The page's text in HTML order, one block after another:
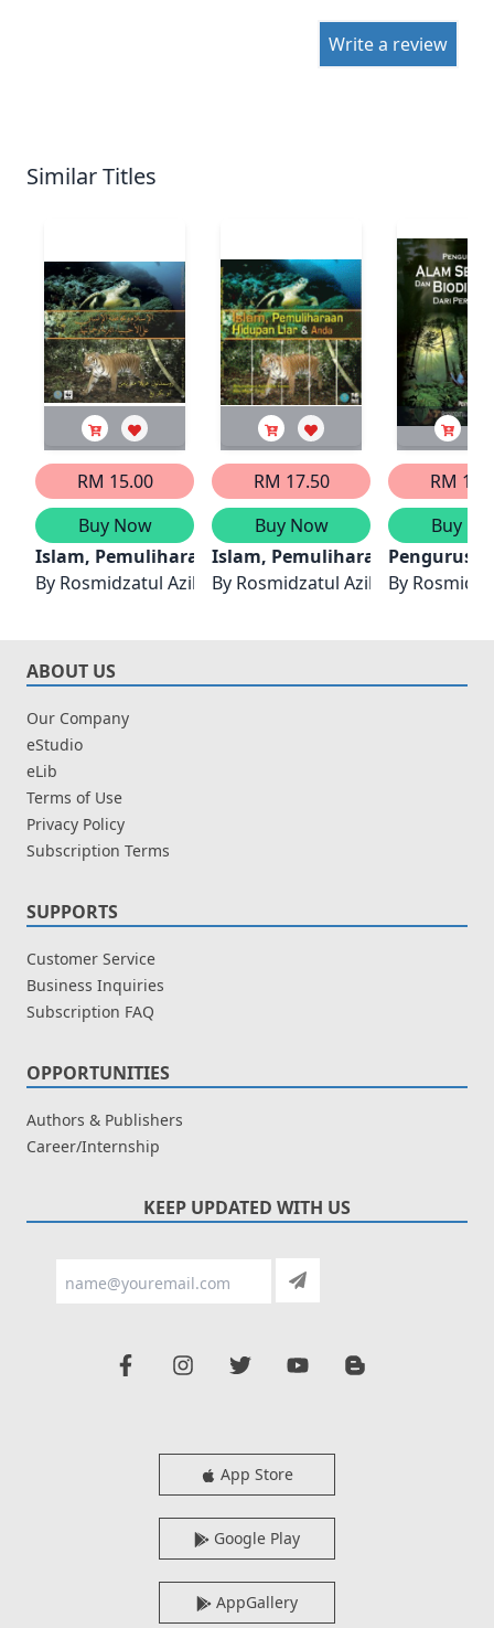
Write a review
Similar Titles
RM 15.00
Buy Now
Islam, Pemuliharaan Hidupan Liar & Anda
By Rosmidzatul Azila Mat Yamin, Abu Bakar Yang
RM 17.50
Buy Now
Islam, Pemuliharaan Hidupan
By Rosmidzatul Azila Mat Yamin
RM
Buy
By
ABOUT US
Our Company
eStudio
eLib
Terms of Use
Privacy Policy
Subscription Terms
SUPPORTS
Customer Service
Business Inquiries
Subscription FAQ
OPPORTUNITIES
Authors & Publishers
Career/Internship
KEEP UPDATED WITH US
App Store
Google Play
AppGallery